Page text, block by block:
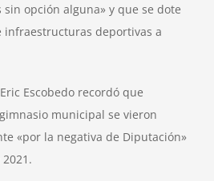
opción alguna» y que se dote
infraestructuras deportivas a
Escobedo recordó que
municipal se vieron
«por la negativa de Diputación»